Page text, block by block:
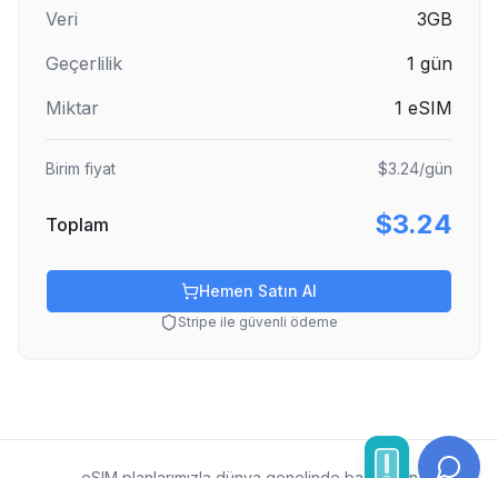
Veri
3GB
Geçerlilik
1 gün
Miktar
1 eSIM
Birim fiyat $3.24/gün
Toplam $3.24
Hemen Satın Al
Stripe ile güvenli ödeme